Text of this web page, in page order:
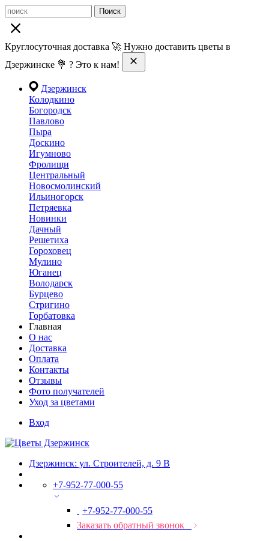
Поиск
Круглосуточная доставка 🚀 Нужно доставить цветы в
Дзержинске 💐 ? Это к нам!
Дзержинск
Колодкино
Богородск
Павлово
Пыра
Доскино
Игумново
Фролищи
Центральный
Новосмолинский
Ильиногорск
Петряевка
Новинки
Дачный
Решетиха
Гороховец
Мулино
Юганец
Володарск
Бурцево
Стригино
Горбатовка
Главная
О нас
Доставка
Оплата
Контакты
Отзывы
Фото получателей
Уход за цветами
Вход
Дзержинск: ул. Строителей, д. 9 В
+7-952-77-000-55
+7-952-77-000-55
Заказать обратный звонок